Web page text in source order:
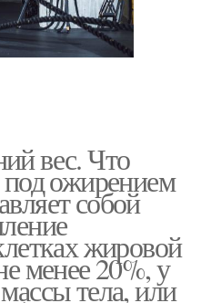
вес. Что
под ожирением
собой
жировой
менее 20%, у
тела, или